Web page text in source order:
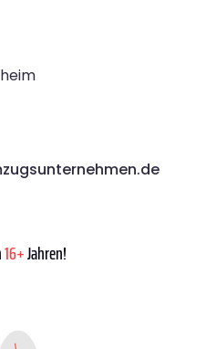
16+Jahren!